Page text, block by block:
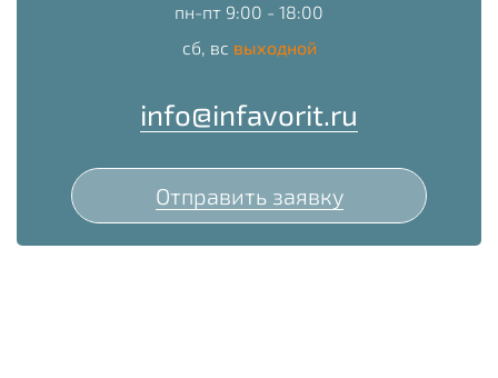
пн-пт 9:00 - 18:00
сб, вс выходной
info@infavorit.ru
Отправить заявку